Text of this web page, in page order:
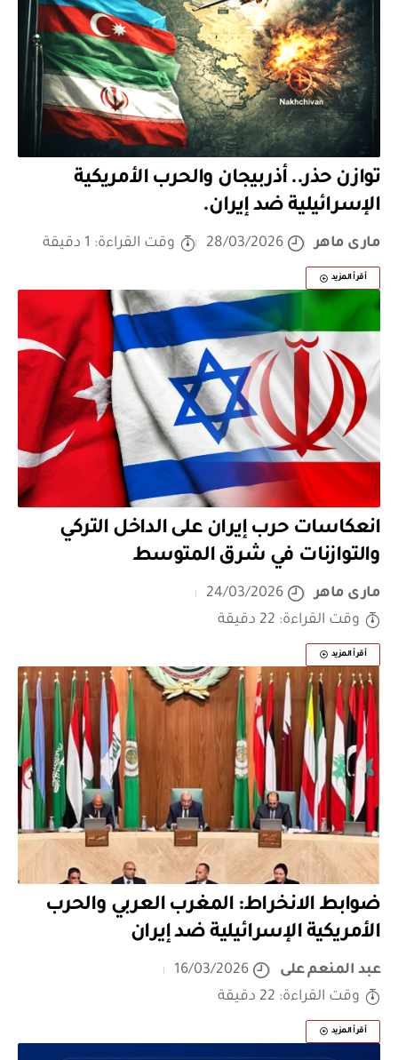
توازن حذر.. أذربيجان والحرب الأمريكية
الإسرائيلية ضد إيران.
مارى ماهر 28/03/2026 وقت القراءة: 1 دقيقة
أقرأ المزيد
انعكاسات حرب إيران على الداخل التركي
والتوازنات في شرق المتوسط
مارى ماهر
24/03/2026
وقت القراءة: 22 دقيقة
أقرأ المزيد
ضوابط الانخراط: المغرب العربي والحرب
الأمريكية الإسرائيلية ضد إيران
عبد المنعم على
16/03/2026
وقت القراءة: 22 دقيقة
أقرأ المزيد